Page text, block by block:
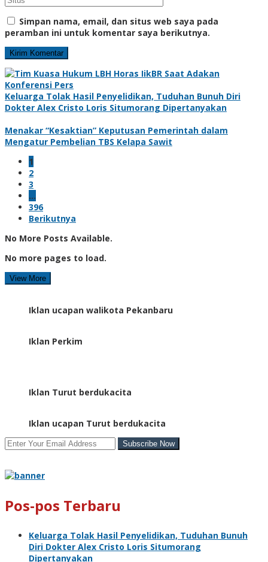
Simpan nama, email, dan situs web saya pada
peramban ini untuk komentar saya berikutnya.
Keluarga Tolak Hasil Penyelidikan, Tuduhan Bunuh Diri
Dokter Alex Cristo Loris Situmorang Dipertanyakan
Menakar “Kesaktian” Keputusan Pemerintah dalam
Mengatur Pembelian TBS Kelapa Sawit
1
2
3
…
396
Berikutnya
No More Posts Available.
No more pages to load.
View More
Iklan ucapan walikota Pekanbaru
Iklan Perkim
Iklan Turut berdukacita
Iklan ucapan Turut berdukacita
Pos-pos Terbaru
Keluarga Tolak Hasil Penyelidikan, Tuduhan Bunuh
Diri Dokter Alex Cristo Loris Situmorang
Dipertanyakan